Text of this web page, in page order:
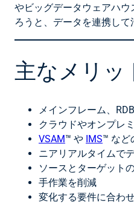
やビッグデータウェアハ
ろうと、データを連携して
主なメリッ
メインフレーム、
クラウドやオンプレ
VSAM™ や IMS™ など
ニアリアルタイムで
ソースとターゲット
手作業を削減
変化する要件に合わ